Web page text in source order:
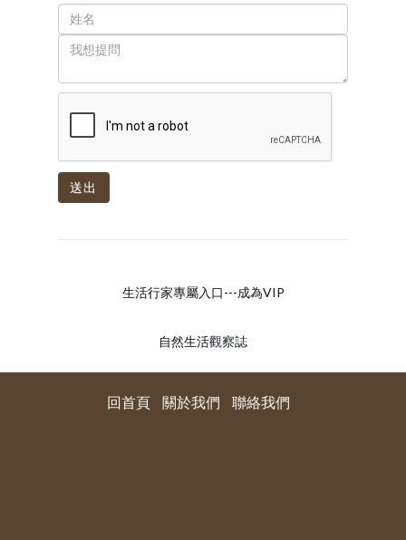
送出
生活行家專屬入口---成為VIP
自然生活觀察誌
回首頁 關於我們 聯絡我們